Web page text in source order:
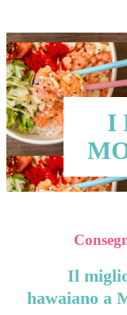
I
Il
hawaiano a